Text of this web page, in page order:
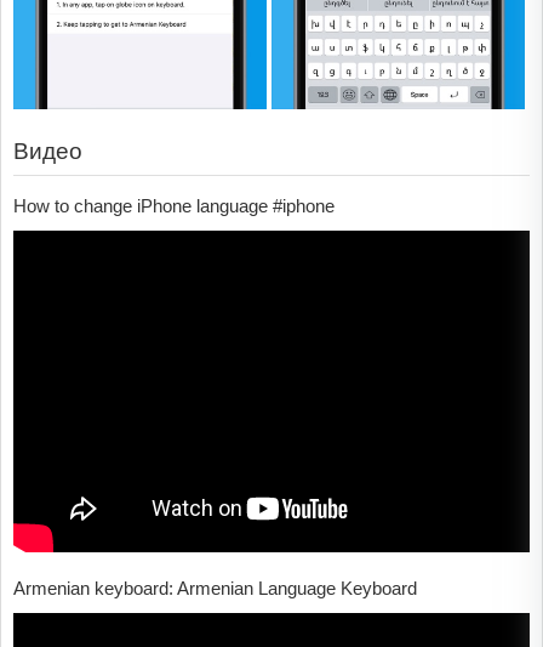
Видео
How to change iPhone language #iphone
Armenian keyboard: Armenian Language Keyboard